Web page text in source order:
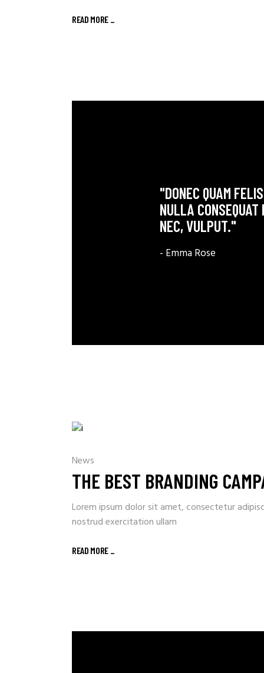
READ MORE _
"DONEC QUAM
NULLA
NEC, VULPUT."
- Emma Rose
News
THE BEST BRANDING
Lorem ipsum dolor sit amet, consectetur
nostrud exercitation ullam
READ MORE _